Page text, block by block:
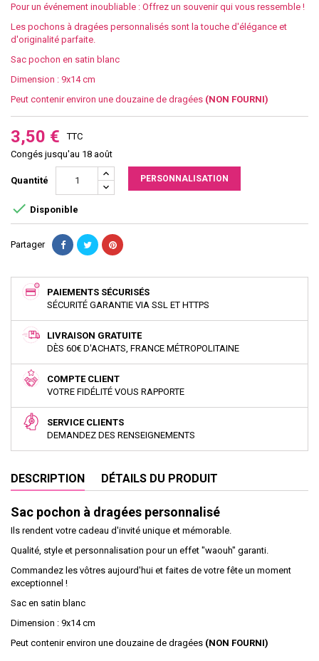
Pour un événement inoubliable : Offrez un souvenir qui vous ressemble !
Les pochons à dragées personnalisés sont la touche d'élégance et
d'originalité parfaite.
Sac pochon en satin blanc
Dimension : 9x14 cm
Peut contenir environ une douzaine de dragées (NON FOURNI)
3,50 €
TTC
Congés jusqu'au 18 août
Quantité PERSONNALISATION
 Disponible
Partager
PAIEMENTS SÉCURISÉS
SÉCURITÉ GARANTIE VIA SSL ET HTTPS
LIVRAISON GRATUITE
DÈS 60€ D'ACHATS, FRANCE MÉTROPOLITAINE
COMPTE CLIENT
VOTRE FIDÉLITÉ VOUS RAPPORTE
SERVICE CLIENTS
DEMANDEZ DES RENSEIGNEMENTS
DESCRIPTION DÉTAILS DU PRODUIT
Sac pochon à dragées personnalisé
Ils rendent votre cadeau d'invité unique et mémorable.
Qualité, style et personnalisation pour un effet "waouh" garanti.
Commandez les vôtres aujourd'hui et faites de votre fête un moment
exceptionnel !
Sac en satin blanc
Dimension : 9x14 cm
Peut contenir environ une douzaine de dragées (NON FOURNI)